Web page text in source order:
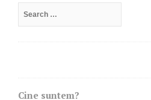
for:
Cine suntem?